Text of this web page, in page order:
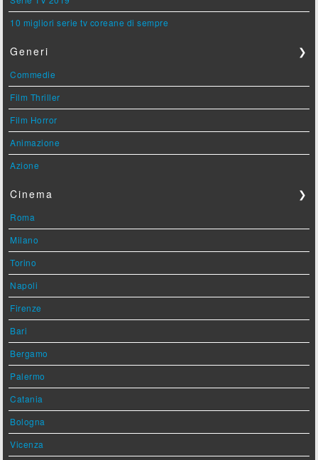
10 migliori serie tv coreane di sempre
Generi ❯
Commedie
Film Thriller
Film Horror
Animazione
Azione
Cinema ❯
Roma
Milano
Torino
Napoli
Firenze
Bari
Bergamo
Palermo
Catania
Bologna
Vicenza